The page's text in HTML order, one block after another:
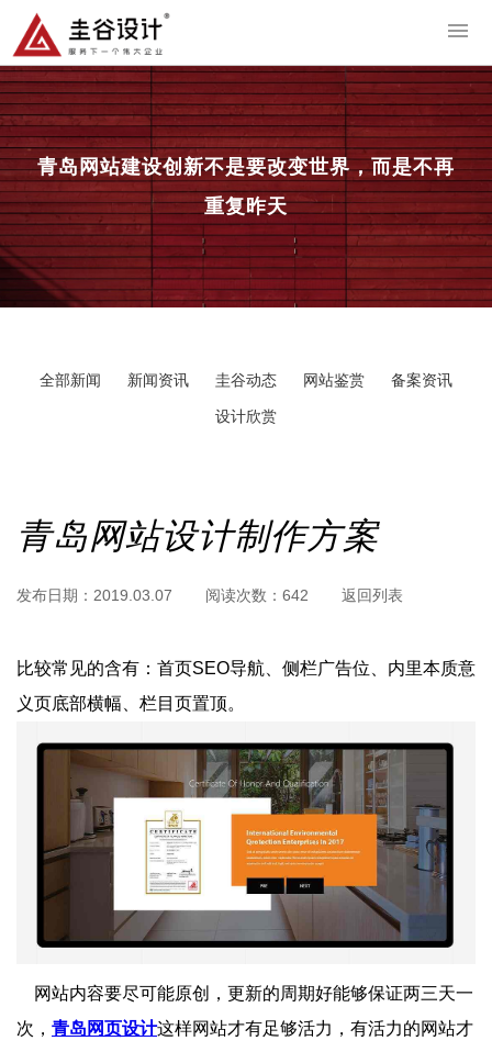
青岛网站建设创新不是要改变世界，而是不再
重复昨天
全部新闻 新闻资讯 圭谷动态 网站鉴赏 备案资讯
设计欣赏
青岛网站设计制作方案
发布日期： 2019.03.07 阅读次数： 642 返回列表
比较常见的含有：首页SEO导航、侧栏广告位、内里本质意
义页底部横幅、栏目页置顶。
网站内容要尽可能原创，更新的周期好能够保证两三天一
次， 青岛网页设计这样网站才有足够活力，有活力的网站才